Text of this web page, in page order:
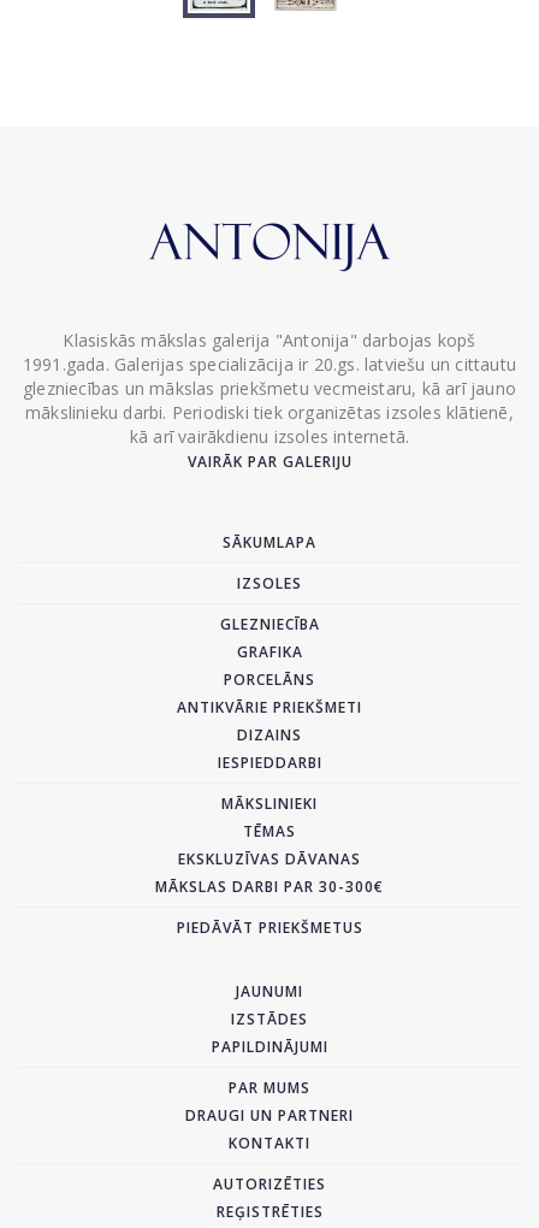
Klasiskās mākslas galerija "Antonija" darbojas kopš
1991.gada. Galerijas specializācija ir 20.gs. latviešu un cittautu
glezniecības un mākslas priekšmetu vecmeistaru, kā arī jauno
mākslinieku darbi. Periodiski tiek organizētas izsoles klātienē,
kā arī vairākdienu izsoles internetā.
VAIRĀK PAR GALERIJU
SĀKUMLAPA
IZSOLES
GLEZNIECĪBA
GRAFIKA
PORCELĀNS
ANTIKVĀRIE PRIEKŠMETI
DIZAINS
IESPIEDDARBI
MĀKSLINIEKI
TĒMAS
EKSKLUZĪVAS DĀVANAS
MĀKSLAS DARBI PAR 30-300€
PIEDĀVĀT PRIEKŠMETUS
JAUNUMI
IZSTĀDES
PAPILDINĀJUMI
PAR MUMS
DRAUGI UN PARTNERI
KONTAKTI
AUTORIZĒTIES
REĢISTRĒTIES